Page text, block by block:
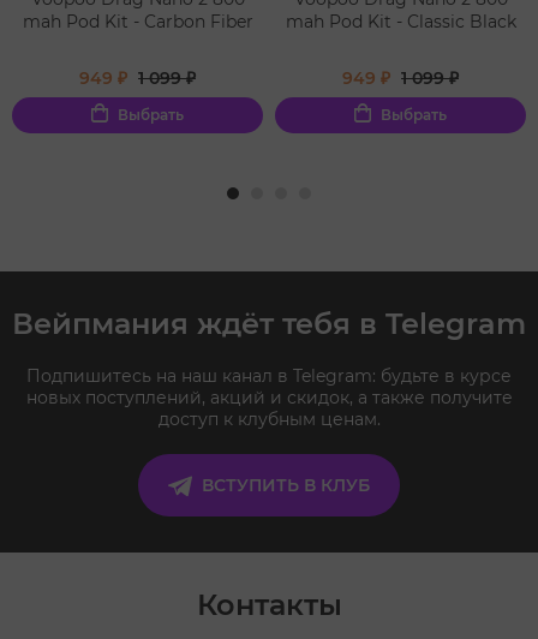
mah Pod Kit - Carbon Fiber
949 ₽ 1 099 ₽
Выбрать
mah Pod Kit - Classic Black
949 ₽ 1 099 ₽
Выбрать
Вейпмания ждёт тебя в Telegram
Подпишитесь на наш канал в Telegram: будьте в курсе
новых поступлений, акций и скидок, а также получите
доступ к клубным ценам.
ВСТУПИТЬ В КЛУБ
Контакты